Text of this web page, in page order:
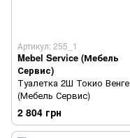
Артикул: 255_1
Mebel Service (Мебель
Сервис)
Туалетка 2Ш Токио Венге
(Мебель Сервис)
2 804 грн